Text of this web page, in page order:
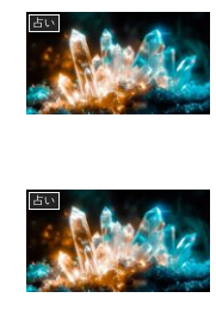
占い
占い